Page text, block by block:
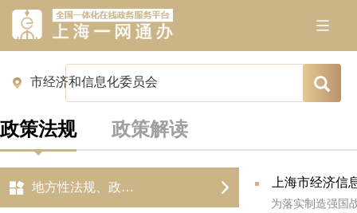
政策法规 政策解读
地方性法规、政府规章 上海市经济
为落实制造强国